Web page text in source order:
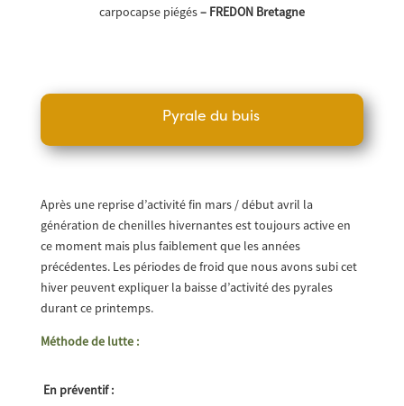
carpocapse piégés– FREDON Bretagne
Pyrale du buis
Après une reprise d’activité fin mars / début avril la
génération de chenilles hivernantes est toujours active en
ce moment mais plus faiblement que les années
précédentes. Les périodes de froid que nous avons subi cet
hiver peuvent expliquer la baisse d’activité des pyrales
durant ce printemps.
Méthode de lutte :
En préventif :